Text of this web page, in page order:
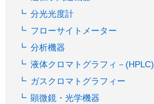
分光光度計
フローサイトメーター
分析機器
液体クロマトグラフィ－(HPLC)
ガスクロマトグラフィー
顕微鏡・光学機器